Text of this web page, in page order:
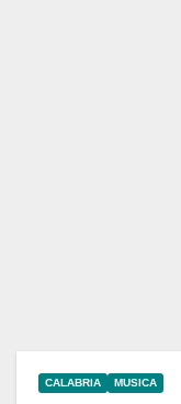
CALABRIA MUSICA